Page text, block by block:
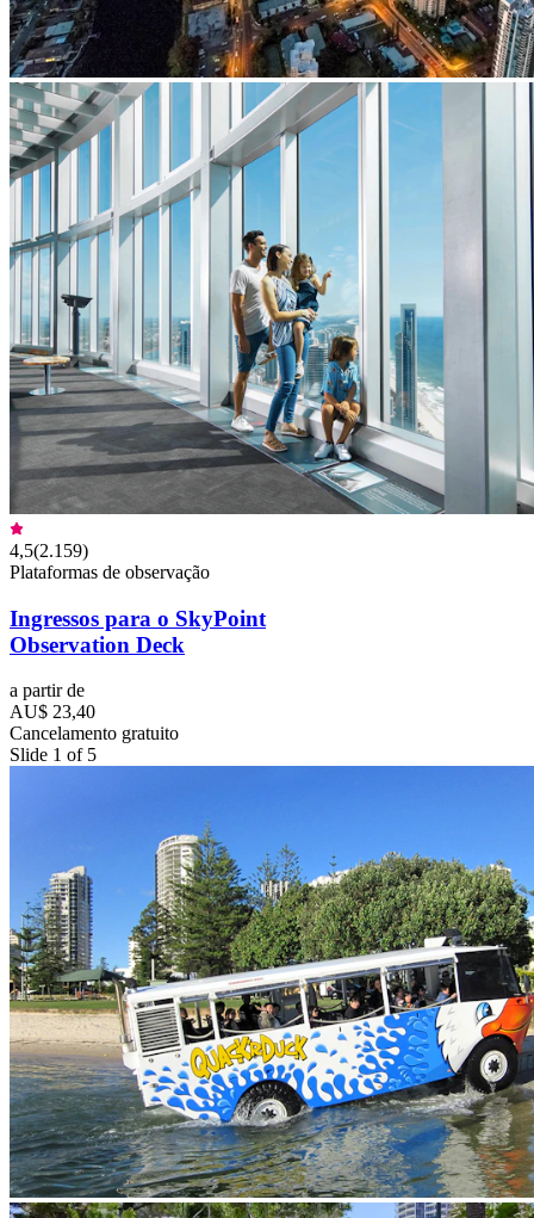
4,5(2.159)
Plataformas de observação
Ingressos para o SkyPoint
Observation Deck
a partir de
AU$ 23,40
Cancelamento gratuito
Slide 1 of 5